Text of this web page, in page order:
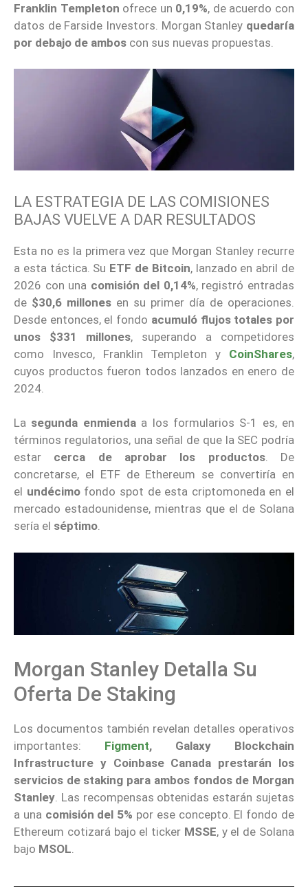
Franklin Templeton ofrece un 0,19%, de acuerdo con
datos de Farside Investors. Morgan Stanley quedaría
por debajo de ambos con sus nuevas propuestas.
LA ESTRATEGIA DE LAS COMISIONES
BAJAS VUELVE A DAR RESULTADOS
Esta no es la primera vez que Morgan Stanley recurre
a esta táctica. Su ETF de Bitcoin, lanzado en abril de
2026 con una comisión del 0,14%, registró entradas
de $30,6 millones en su primer día de operaciones.
Desde entonces, el fondo acumuló flujos totales por
unos $331 millones, superando a competidores
como Invesco, Franklin Templeton y CoinShares,
cuyos productos fueron todos lanzados en enero de
2024.
La segunda enmiendaa los formularios S-1 es, en
términos regulatorios, una señal de que la SEC podría
estar cerca de aprobar los productos. De
concretarse, el ETF de Ethereum se convertiría en
el undécimo fondo spot de esta criptomoneda en el
mercado estadounidense, mientras que el de Solana
sería el séptimo.
Morgan Stanley Detalla Su
Oferta De Staking
Los documentos también revelan detalles operativos
importantes: Figment, Galaxy Blockchain
Infrastructure y Coinbase Canada prestarán los
servicios de staking para ambos fondos de Morgan
Stanley. Las recompensas obtenidas estarán sujetas
a una comisión del 5% por ese concepto. El fondo de
Ethereum cotizará bajo el ticker MSSE, y el de Solana
bajo MSOL.